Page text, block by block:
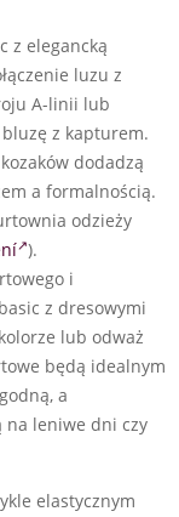
z elegancką
luzu z
A-linii lub
z kapturem.
dodadzą
a formalnością.
odzieży
).
i
z dresowymi
lub odważ
będą idealnym
a
na leniwe dni czy
elastycznym